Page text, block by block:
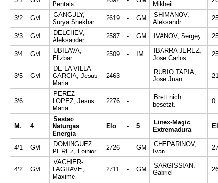
Pentala
Mikheil
3/2 GM
GANGULY,
Surya Shekhar
2619 - GM
SHIMANOV,
Aleksandr
3/3 GM
DELCHEV,
Aleksander
2587 - GM IVANOV, Sergey
3/4 GM
UBILAVA,
Elizbar
2509 - IM
IBARRA JEREZ,
Jose Carlos
3/5 GM
DE LA VILLA
GARCIA, Jesus
Maria
2463 -
RUBIO TAPIA,
Jose Juan
3/6
PEREZ
LOPEZ, Jesus
Maria
2276 -
Brett nicht
besetzt,
0
M. 4
Sestao
Naturgas
Energia
Elo - 5
Linex-Magic
Extremadura
4/1 GM
DOMINGUEZ
PEREZ, Leinier
2726 - GM
CHEPARINOV,
Ivan
4/2 GM
VACHIER-
LAGRAVE,
Maxime
2711 - GM
SARGISSIAN,
Gabriel